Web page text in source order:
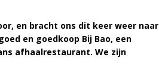
en bracht ons dit keer weer naar
en goedkoop Bij Bao, een
afhaalrestaurant. We zijn